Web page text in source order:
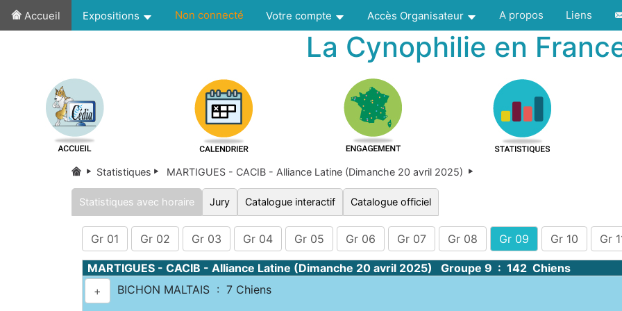
Accueil Expositions Non connecté Votre compte Accès Organisateur A propos Liens
La Cynophilie en
Statistiques MARTIGUES - CACIB - Alliance Latine (Dimanche 20 avril 2025)
Statistiques avec horaire Jury Catalogue interactif Catalogue officiel
Gr 01 Gr 02 Gr 03 Gr 04 Gr 05 Gr 06 Gr 07 Gr 08 Gr 09 Gr 10 Gr
MARTIGUES - CACIB - Alliance Latine (Dimanche 20 avril 2025) Groupe 9 : 142 Chiens
+
BICHON MALTAIS : 7 Chiens